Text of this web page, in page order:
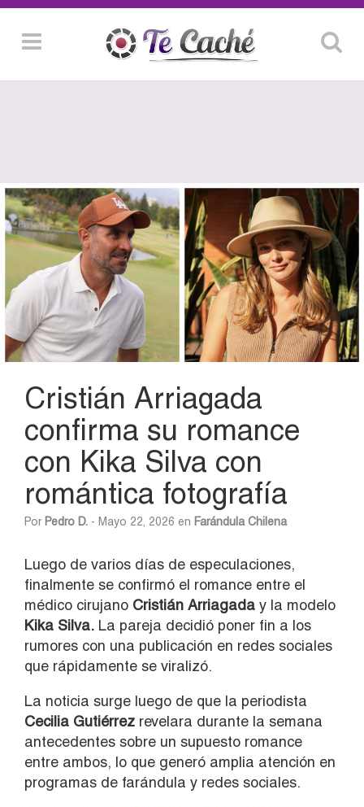
Cristián Arriagada
confirma su romance
con Kika Silva con
romántica fotografía
Por Pedro D. - Mayo 22, 2026 en Farándula Chilena
Luego de varios días de especulaciones,
finalmente se confirmó el romance entre el
médico cirujano Cristián Arriagada y la modelo
Kika Silva. La pareja decidió poner fin a los
rumores con una publicación en redes sociales
que rápidamente se viralizó.
La noticia surge luego de que la periodista
Cecilia Gutiérrez revelara durante la semana
antecedentes sobre un supuesto romance
entre ambos, lo que generó amplia atención en
programas de farándula y redes sociales.